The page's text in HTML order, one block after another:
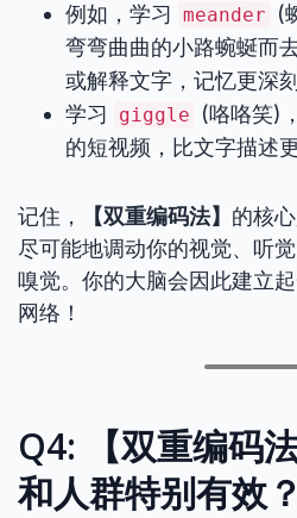
例如，学习 meander
(
弯弯曲曲的小路蜿蜒而
或解释文字，记忆更深刻
学习
giggle
(咯咯笑)
的短视频，比文字描述更
记住， 【双重编码法】 的核
尽可能地调动你的视觉、听
嗅觉。你的大脑会因此建立
网络！
Q4: 【双重编码
和人群特别有效？